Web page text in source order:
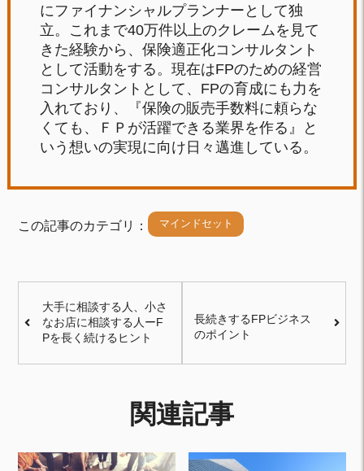
にファイナンシャルプランナーとして独
立。これまで40万件以上のクレームを見て
きた経験から、保険適正化コンサルタント
として活動をする。現在はFPのための経営
コンサルタントとして、FPの育成にも力を
入れており、『保険の販売手数料に頼らな
くても、ＦＰが活躍できる業界を作る』と
いう想いの実現に向け日々邁進している。
この記事のカテゴリ： マインドセット
大手に相談する人、小さ
なお店に相談する人ーF
Pを長く続けるヒント
長続きするFPビジネス
のポイント
関連記事